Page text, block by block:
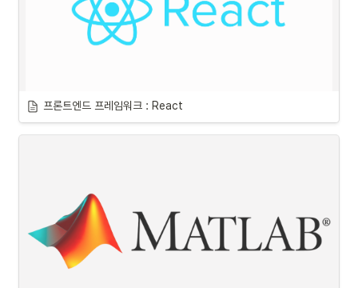
프론트엔드 프레임워크 : React